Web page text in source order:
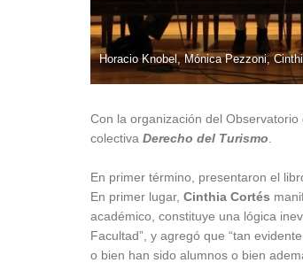
Horacio Knobel, Mónica Pezzoni,
Con la organización del
colectiva Derecho del Turismo
En primer término, presentaron el
En primer lugar, Cinthia Cortés
académico, constituye una lógica
Facultad”, y agregó que “tan
o bien han sido alumnos o bien